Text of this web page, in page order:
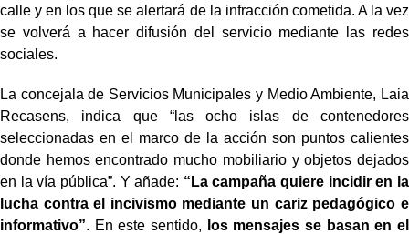
calle y en los que se alertará de la infracción cometida. A la vez
se volverá a hacer difusión del servicio mediante las redes
sociales.
La concejala de Servicios Municipales y Medio Ambiente, Laia
Recasens, indica que “las ocho islas de contenedores
seleccionadas en el marco de la acción son puntos calientes
donde hemos encontrado mucho mobiliario y objetos dejados
en la vía pública”. Y añade: “La campaña quiere incidir en la
lucha contra el incivismo mediante un cariz pedagógico e
informativo”. En este sentido,
los mensajes se basan en el